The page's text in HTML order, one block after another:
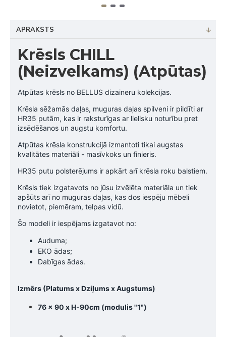
APRAKSTS
Krēsls CHILL
(Neizvelkams) (Atpūtas)
Atpūtas krēsls no BELLUS dizaineru kolekcijas.
Krēsla sēžamās daļas, muguras daļas spilveni ir pildīti ar
HR35 putām, kas ir raksturīgas ar lielisku noturību pret
izsēdēšanos un augstu komfortu.
Atpūtas krēsla konstrukcijā izmantoti tikai augstas
kvalitātes materiāli - masīvkoks un finieris.
HR35 putu polsterējums ir apkārt arī krēsla roku balstiem.
Krēsls tiek izgatavots no jūsu izvēlēta materiāla un tiek
apšūts arī no muguras daļas, kas dos iespēju mēbeli
novietot, piemēram, telpas vidū.
Šo modeli ir iespējams izgatavot no:
Auduma;
EKO ādas;
Dabīgas ādas.
Izmērs (Platums x Dziļums x Augstums)
76 x 90 x H-90cm (modulis "1")